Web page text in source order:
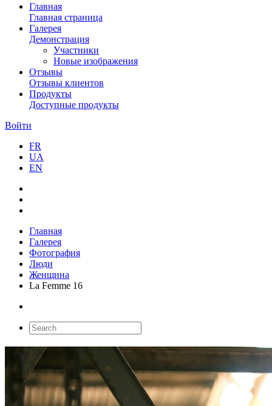
Главная
Главная страница
Галерея
Демонстрация
Участники
Новые изображения
Отзывы
Отзывы клиентов
Продукты
Доступные продукты
Войти
FR
UA
EN
Главная
Галерея
Фотография
Люди
Женщина
La Femme 16